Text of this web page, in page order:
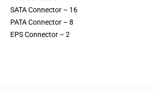
SATA Connector – 16
PATA Connector – 8
EPS Connector – 2